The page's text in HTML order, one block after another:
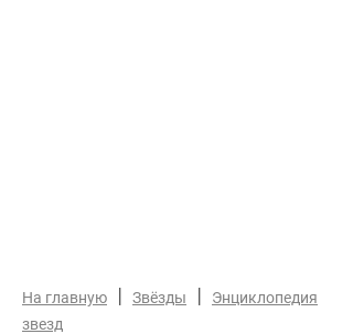
На главную | Звёзды |
Энциклопедия
звезд